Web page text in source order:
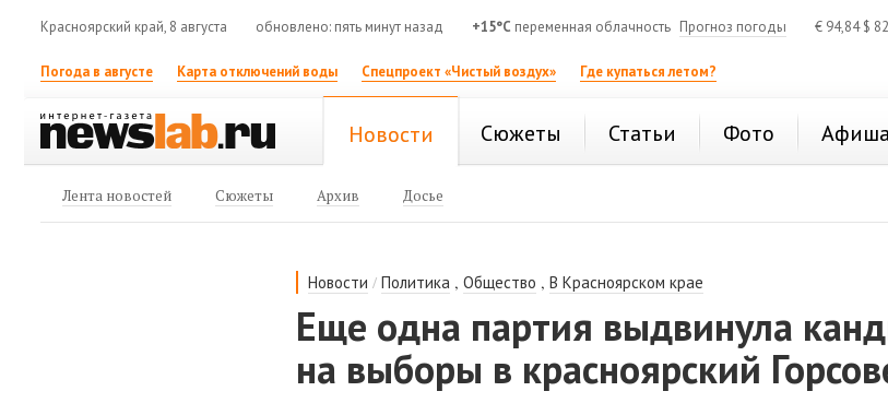
Красноярский край, 8 августа обновлено: пять минут назад +15°C переменная облачность Прогноз погоды € 94,84$
Погода в августе Карта отключений воды Спецпроект «Чистый воздух» Где купаться летом?
Новости Сюжеты Статьи Фото Афиша
Лента новостей Сюжеты Архив Досье
Новости /Политика ,Общество ,В Красноярском крае
Еще одна партия выдвинула
на выборы в красноярский